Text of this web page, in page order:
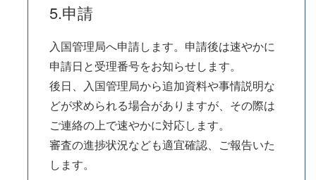
5.申請
入国管理局へ申請します。申請後は速やかに
申請日と受理番号をお知らせします。
後日、入国管理局から追加資料や事情説明な
どが求められる場合がありますが、その際は
ご連絡の上で速やかに対応します。
審査の進捗状況なども適宜確認、ご報告いた
します。